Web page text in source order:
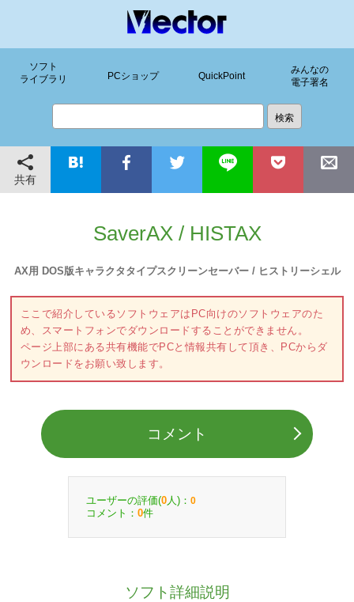
ソフト
ライブラリ
PCショップ QuickPoint
みんなの
電子署名
共有
SaverAX / HISTAX
AX用 DOS版キャラクタタイプスクリーンセーバー / ヒストリーシェル
ここで紹介しているソフトウェアはPC向けのソフトウェアのた
め、スマートフォンでダウンロードすることができません。
ページ上部にある共有機能でPCと情報共有して頂き、PCからダ
ウンロードをお願い致します。
コメント
ユーザーの評価(0 人)： 0
コメント： 0件
ソフト詳細説明